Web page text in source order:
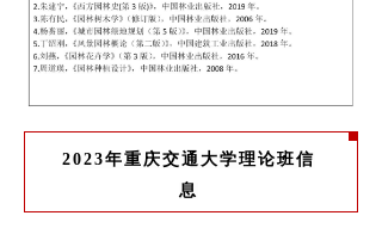
2023年重庆交通大学理论班信
息